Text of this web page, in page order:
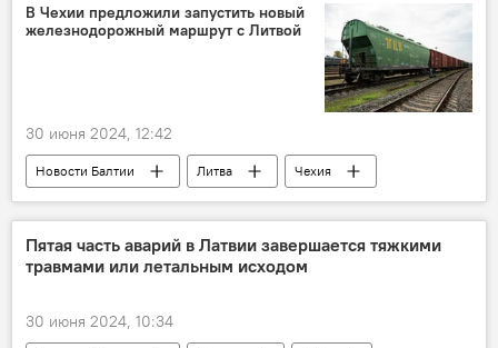
В Чехии предложили запустить новый
железнодорожный маршрут с Литвой
30 июня 2024, 12:42
Новости Балтии Литва
Чехия
поезд
Пятая часть аварий в Латвии завершается тяжкими
травмами или летальным исходом
30 июня 2024, 10:34